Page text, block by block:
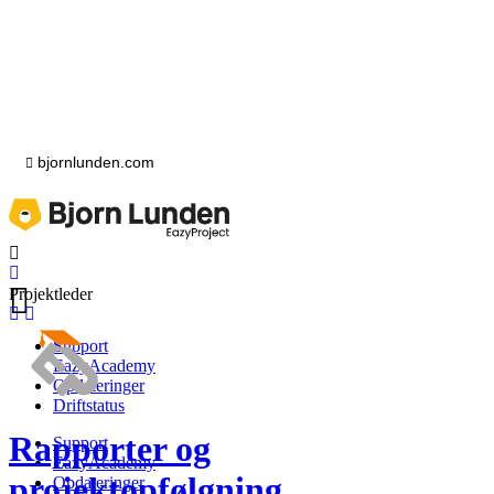
bjornlunden.com
Support
EazyAcademy
Opdateringer
Driftstatus
Support
EazyAcademy
Opdateringer
Projektleder
Rapporter og